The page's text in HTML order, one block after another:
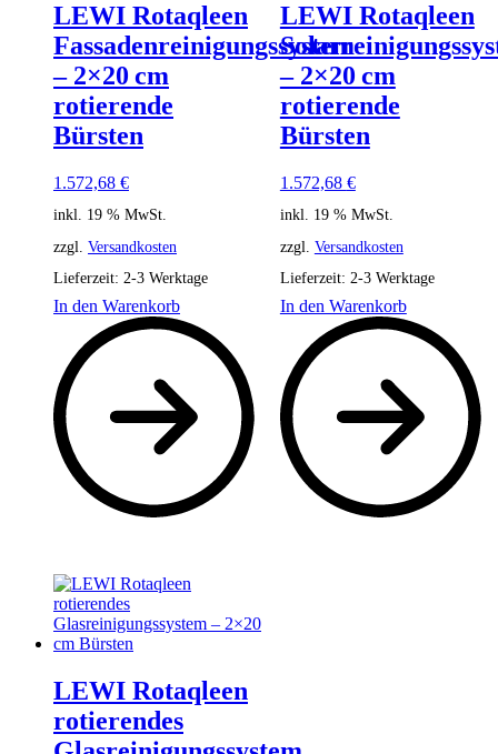
LEWI Rotaqleen
Fassadenreinigungssystem
– 2×20 cm
rotierende
Bürsten
1.572,68 €
inkl. 19 % MwSt.
zzgl. Versandkosten
Lieferzeit: 2-3 Werktage
In den Warenkorb
LEWI Rotaqleen
– 2×20 cm
rotierende
Bürsten
1.572,68 €
inkl. 19 % MwSt.
zzgl. Versandkosten
Lieferzeit: 2-3 Werktage
In den Warenkorb
LEWI Rotaqleen
rotierendes